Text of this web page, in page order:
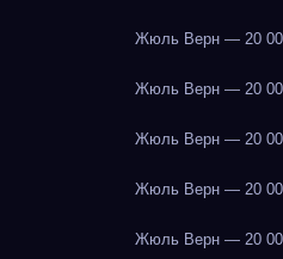
Жюль Верн — 20
Жюль Верн — 20
Жюль Верн — 20
Жюль Верн — 20
Жюль Верн — 20